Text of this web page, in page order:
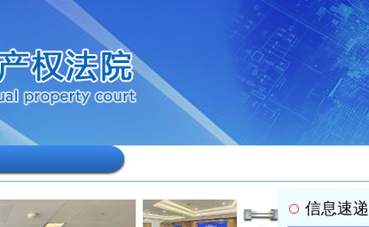
上海中心... 更多>> 信息速递